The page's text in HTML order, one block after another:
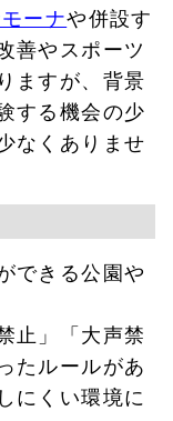
ーナや併設す
善やスポーツ
ますが、背景
する機会の少
なくありませ
できる公園や
止」「大声禁
たルールがあ
にくい環境に